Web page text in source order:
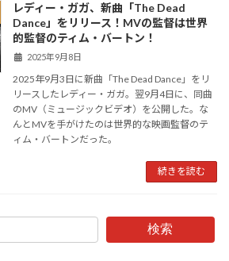
レディー・ガガ、新曲「The Dead
Dance」をリリース！MVの監督は世界
的監督のティム・バートン！
2025年9月8日
2025年9月3日に新曲「The Dead Dance」をリ
リースしたレディー・ガガ。翌9月4日に、同曲
のMV（ミュージックビデオ）を公開した。な
んとMVを手がけたのは世界的な映画監督のテ
ィム・バートンだった。
続きを読む
検索